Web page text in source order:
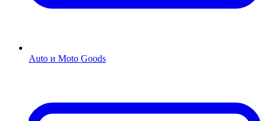
Auto и Moto Goods